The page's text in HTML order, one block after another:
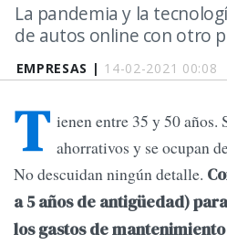
EMPRESAS | 14-02-2021 00:08
La pandemia y la
de autos online con otro
T ienen entre 35 y 50 años.
ahorrativos y se ocupan
No descuidan ningún detalle.
a 5 años de antigüedad)
los gastos de